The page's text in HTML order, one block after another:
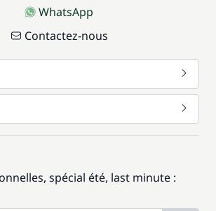
WhatsApp
Contactez-nous
spécial été, last minute :